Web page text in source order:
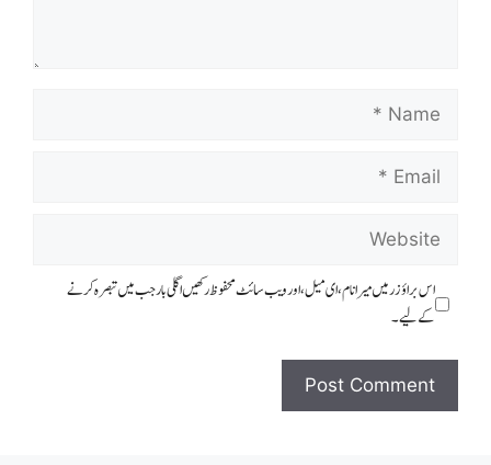
Email
Website
اس براؤزر میں میرا نام، ای میل، اور ویب سائٹ محفوظ رکھیں اگلی بار جب میں تبصرہ کرنے
کےلیے۔